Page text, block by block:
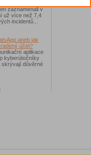
zaznamenali v
už více než 7,4
incidentů...
aneb jak
účet?
aplikace
kyberútočníky
skrývají důvěrné